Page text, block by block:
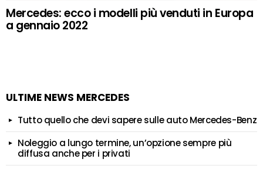
Mercedes: ecco i modelli più venduti in Europa
a gennaio 2022
ULTIME NEWS MERCEDES
Tutto quello che devi sapere sulle auto Mercedes-Benz
Noleggio a lungo termine, un’opzione sempre più
diffusa anche per i privati